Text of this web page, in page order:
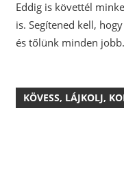
Eddig is követtél
is. Segítened kell,
és tőlünk minden jobb.
KÖVESS, LÁJKOLJ,